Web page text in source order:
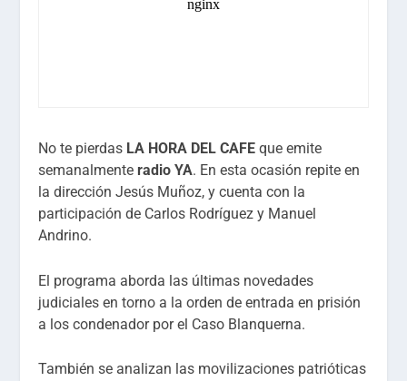
No te pierdas LA HORA DEL CAFE que emite
semanalmente radio YA. En esta ocasión repite en
la dirección Jesús Muñoz, y cuenta con la
participación de Carlos Rodríguez y Manuel
Andrino.
El programa aborda las últimas novedades
judiciales en torno a la orden de entrada en prisión
a los condenador por el Caso Blanquerna.
También se analizan las movilizaciones patrióticas